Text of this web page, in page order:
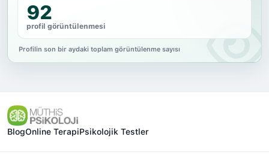
92
profil görüntülenmesi
Profilin son bir aydaki toplam görüntülenme sayısı
BlogOnline TerapiPsikolojik Testler